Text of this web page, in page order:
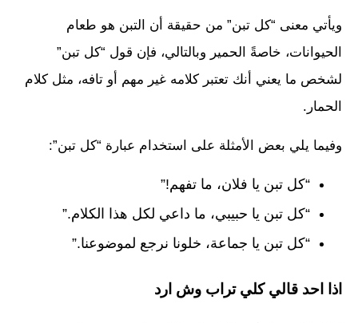
ويأتي معنى “كل تبن” من حقيقة أن التبن هو طعام
الحيوانات، خاصةً الحمير وبالتالي، فإن قول “كل تبن”
لشخص ما يعني أنك تعتبر كلامه غير مهم أو تافه، مثل كلام
الحمار.
وفيما يلي بعض الأمثلة على استخدام عبارة “كل تبن”:
“كل تبن يا فلان، ما تفهم!”
“كل تبن يا حبيبي، ما داعي لكل هذا الكلام.”
“كل تبن يا جماعة، خلونا نرجع لموضوعنا.”
اذا احد قالي كلي تراب وش ارد